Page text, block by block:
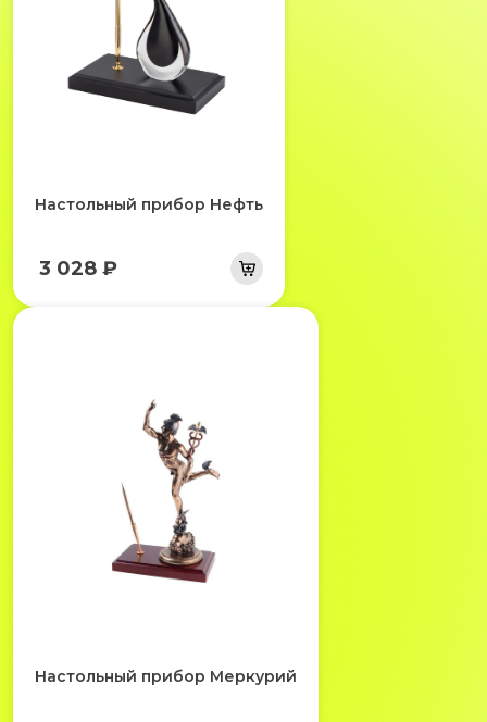
Настольный прибор Нефть
3 028 ₽
Настольный прибор Меркурий